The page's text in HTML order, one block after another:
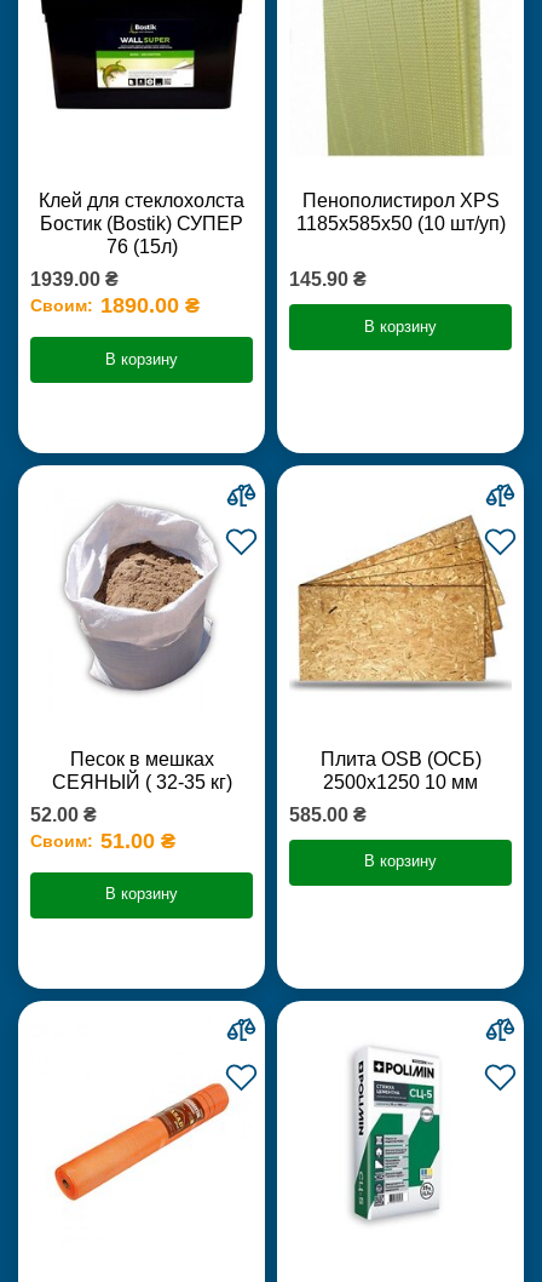
Клей для стеклохолста
Бостик (Bostik) СУПЕР
76 (15л)
1939.00 ₴
Своим: 1890.00 ₴
В корзину
Пенополистирол XPS
1185х585х50 (10 шт/уп)
145.90 ₴
В корзину
Песок в мешках
СЕЯНЫЙ ( 32-35 кг)
52.00 ₴
Своим: 51.00 ₴
В корзину
Плита OSB (ОСБ)
2500х1250 10 мм
585.00 ₴
В корзину